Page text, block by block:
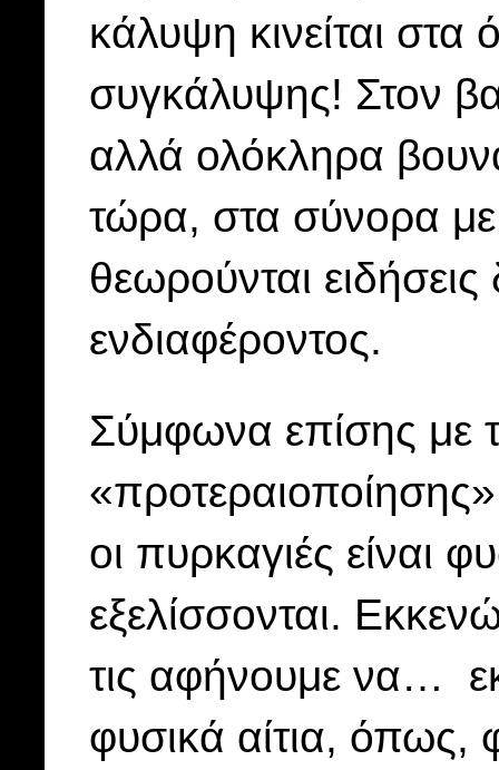
κάλυψη κινείται
συγκάλυψης! Στον
αλλά ολόκληρα
τώρα, στα σύνορα με
θεωρούνται
ενδιαφέροντος.
Σύμφωνα επίσης με
οι πυρκαγιές είναι
εξελίσσονται.
τις αφήνουμε να…
φυσικά αίτια, όπως,